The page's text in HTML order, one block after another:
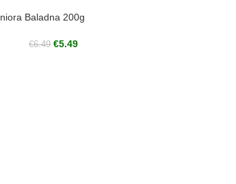
Baladna 200g
€6.49 €5.49